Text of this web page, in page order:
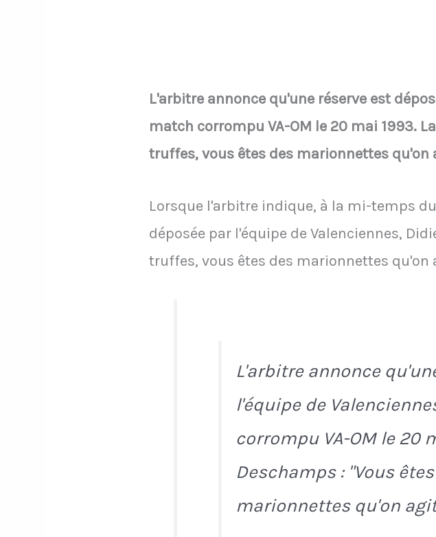
L'arbitre annonce qu'une réserve est
match corrompu VA-OM le 20 mai 1993.
truffes, vous êtes des marionnettes qu'on
Lorsque l'arbitre indique, à la mi-temps
déposée par l'équipe de Valenciennes,
truffes, vous êtes des marionnettes qu'on
L'arbitre annonce
l'équipe de
corrompu VA-OM le 20
Deschamps : "Vous
marionnettes qu'on